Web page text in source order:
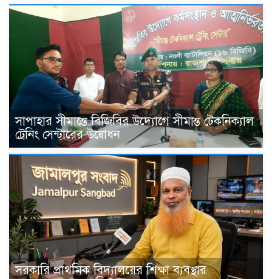
সাপাহার সীমান্তে বিজিবির উদ্যোগে সীমান্ত টেকনিক্যাল
ট্রেনিং সেন্টারের উদ্বোধন
সরকারি প্রাথমিক বিদ্যালয়ের শিক্ষা ব্যবস্থার